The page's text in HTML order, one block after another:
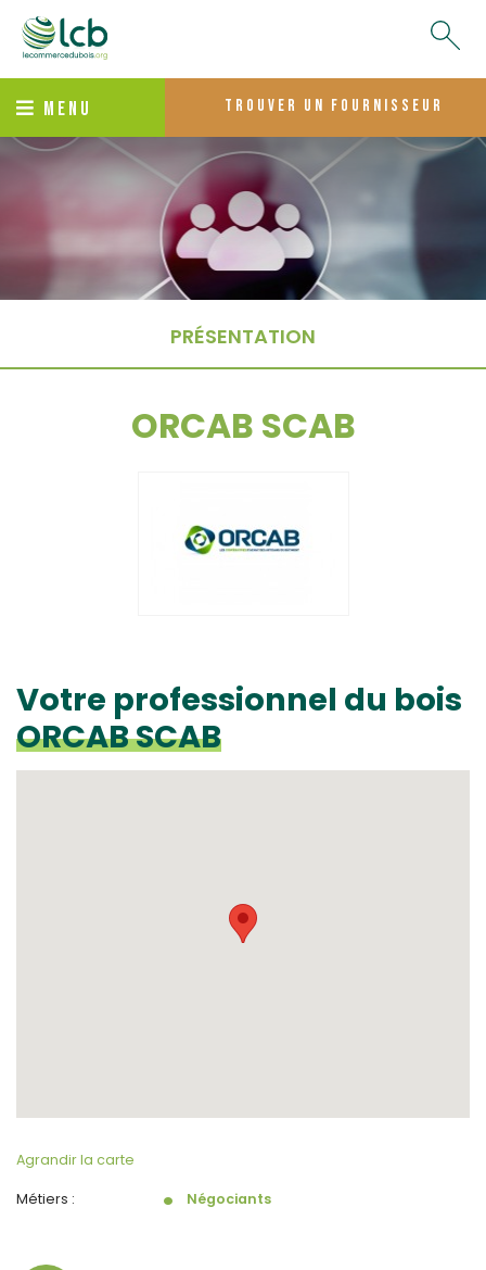
MENU trouver un fournisseur
PRÉSENTATION
ORCAB SCAB
Votre professionnel du bois
ORCAB SCAB
Agrandir la carte
Métiers : Négociants